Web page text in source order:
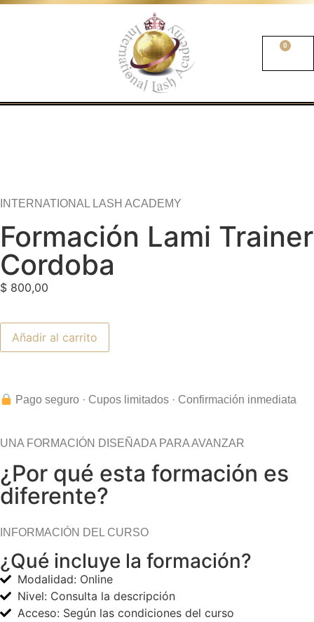
0
INTERNATIONAL LASH ACADEMY
Formación Lami Trainer
Cordoba
$ 800,00
Añadir al carrito
Pago seguro · Cupos limitados · Confirmación inmediata
UNA FORMACIÓN DISEÑADA PARA AVANZAR
¿Por qué esta formación es
diferente?
INFORMACIÓN DEL CURSO
¿Qué incluye la formación?
Modalidad: Online
Nivel: Consulta la descripción
Acceso: Según las condiciones del curso